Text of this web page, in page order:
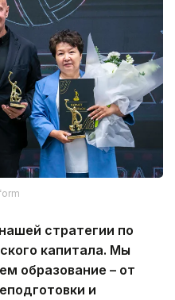
стратегии по
капитала. Мы
образование – от
и